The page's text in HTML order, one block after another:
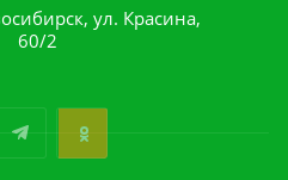
ул. Красина,
60/2